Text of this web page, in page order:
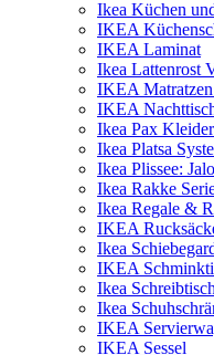
Ikea Küchen
IKEA
IKEA Laminat
Ikea Lattenrost
IKEA
IKEA
Ikea Pax
Ikea Platsa
Ikea Plissee:
Ikea Rakke
Ikea Regale &
IKEA
Ikea
IKEA
Ikea
Ikea
IKEA
IKEA Sessel